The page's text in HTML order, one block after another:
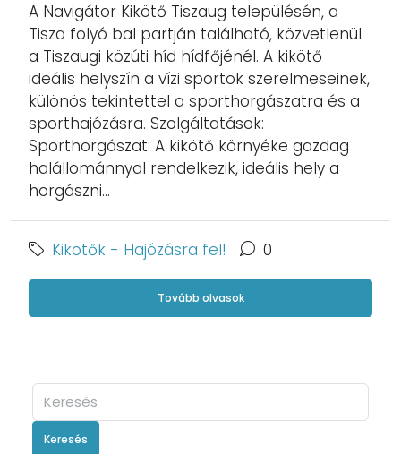
A Navigátor Kikötő Tiszaug településén, a
Tisza folyó bal partján található, közvetlenül
a Tiszaugi közúti híd hídfőjénél. A kikötő
ideális helyszín a vízi sportok szerelmeseinek,
különös tekintettel a sporthorgászatra és a
sporthajózásra. Szolgáltatások:
Sporthorgászat: A kikötő környéke gazdag
halállománnyal rendelkezik, ideális hely a
horgászni...
Kikötők - Hajózásra fel! 0
Tovább olvasok
Keresés